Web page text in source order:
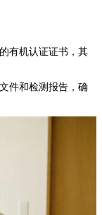
有机认证证书，其
件和检测报告，确